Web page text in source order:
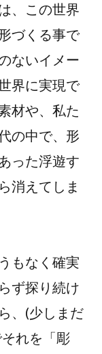
、この世界
づくる事で
ないイメー
界に実現で
材や、私た
の中で、形
った浮遊す
消えてしま
もなく確実
ず探り続け
、(少しまだ
れを「彫